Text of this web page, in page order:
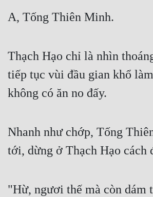
A, Tống Thiên Minh.
Thạch Hạo chỉ là nhìn
tiếp tục vùi đầu gian khổ
không có ăn no đấy.
Nhanh như chớp, Tống
tới, dừng ở Thạch Hạo cách
"Hừ, ngươi thế mà còn dám